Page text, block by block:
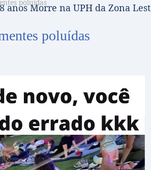
anos Morre na UPH da Zona
poluídas
poluídas